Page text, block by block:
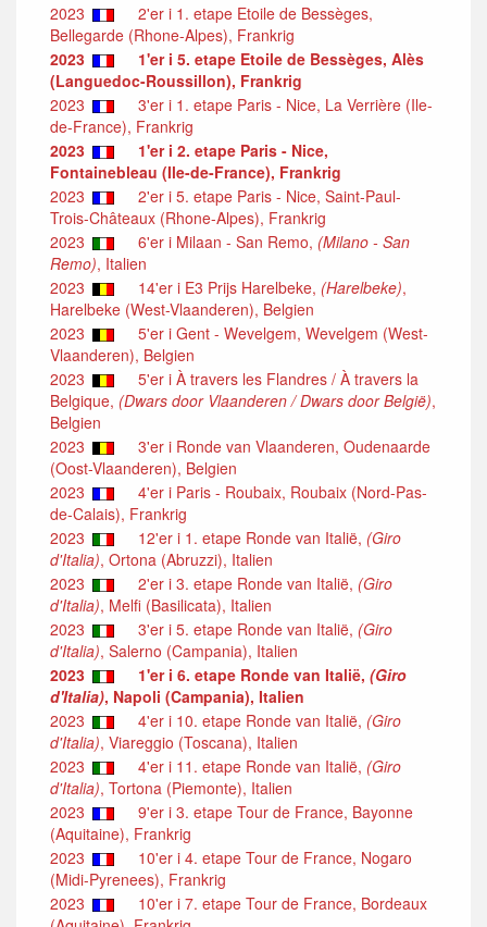
2023
2'er i 1. etape Etoile de Bessèges,
Bellegarde (Rhone-Alpes), Frankrig
2023
1'er i 5. etape Etoile de Bessèges, Alès
(Languedoc-Roussillon), Frankrig
2023
3'er i 1. etape Paris - Nice, La Verrière (Ile-
de-France), Frankrig
2023
1'er i 2. etape Paris - Nice,
Fontainebleau (Ile-de-France), Frankrig
2023
2'er i 5. etape Paris - Nice, Saint-Paul-
Trois-Châteaux (Rhone-Alpes), Frankrig
2023
6'er i Milaan - San Remo, (Milano - San
Remo), Italien
2023
14'er i E3 Prijs Harelbeke, (Harelbeke),
Harelbeke (West-Vlaanderen), Belgien
2023
5'er i Gent - Wevelgem, Wevelgem (West-
Vlaanderen), Belgien
2023
5'er i À travers les Flandres / À travers la
Belgique, (Dwars door Vlaanderen / Dwars door België),
Belgien
2023
3'er i Ronde van Vlaanderen, Oudenaarde
(Oost-Vlaanderen), Belgien
2023
4'er i Paris - Roubaix, Roubaix (Nord-Pas-
de-Calais), Frankrig
2023
12'er i 1. etape Ronde van Italië, (Giro
d'Italia), Ortona (Abruzzi), Italien
2023
2'er i 3. etape Ronde van Italië, (Giro
d'Italia), Melfi (Basilicata), Italien
2023
3'er i 5. etape Ronde van Italië, (Giro
d'Italia), Salerno (Campania), Italien
2023
1'er i 6. etape Ronde van Italië, (Giro
d'Italia), Napoli (Campania), Italien
2023
4'er i 10. etape Ronde van Italië, (Giro
d'Italia), Viareggio (Toscana), Italien
2023
4'er i 11. etape Ronde van Italië, (Giro
d'Italia), Tortona (Piemonte), Italien
2023
9'er i 3. etape Tour de France, Bayonne
(Aquitaine), Frankrig
2023
10'er i 4. etape Tour de France, Nogaro
(Midi-Pyrenees), Frankrig
2023
10'er i 7. etape Tour de France, Bordeaux